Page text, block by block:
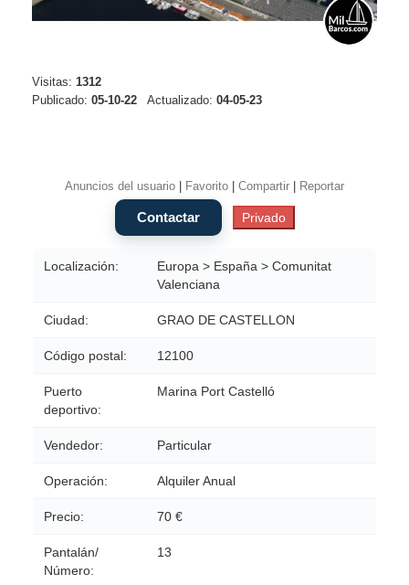
Visitas: 1312
Publicado: 05-10-22 Actualizado: 04-05-23
Anuncios del usuario Favorito Compartir Reportar
Localización:
Europa > España > Comunitat
Valenciana
Ciudad: GRAO DE CASTELLON
Código postal: 12100
Puerto
deportivo:
Marina Port Castelló
Vendedor: Particular
Operación: Alquiler Anual
Precio: 70 €
Pantalán/
Número:
13